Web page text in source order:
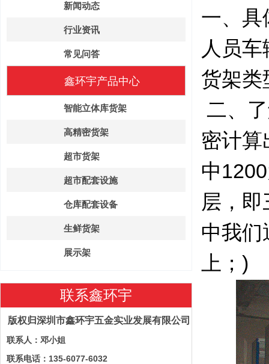
新闻动态
行业资讯
常见问答
鑫环宇产品中心
智能立体库货架
高精密货架
超市货架
超市配套设施
仓库配套设备
生鲜货架
展示架
联系鑫环宇
版权归深圳市鑫环宇五金实业发展有限公司
联系人：邓小姐
联系电话：135-6077-6032
一、具
人员
货架类
二、
密计算
中
层，
中我们
上；)